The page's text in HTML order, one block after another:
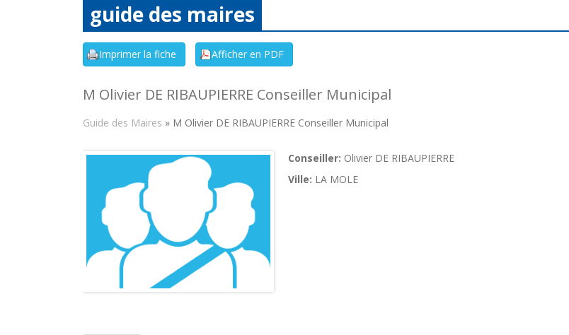
guide des maires
M Olivier DE RIBAUPIERRE Conseiller Municipal
Guide des Maires » M Olivier DE RIBAUPIERRE Conseiller Municipal
Conseiller: Olivier DE RIBAUPIERRE
Ville: LA MOLE